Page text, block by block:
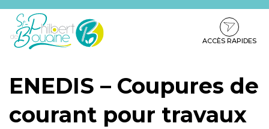
Aller
Aller
contenu
Aller
pied
ACCÈS RAPIDES
ENEDIS – Coupures de
courant pour travaux